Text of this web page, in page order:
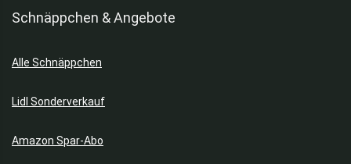
Schnäppchen & Angebote
Alle Schnäppchen
Lidl Sonderverkauf
Amazon Spar-Abo